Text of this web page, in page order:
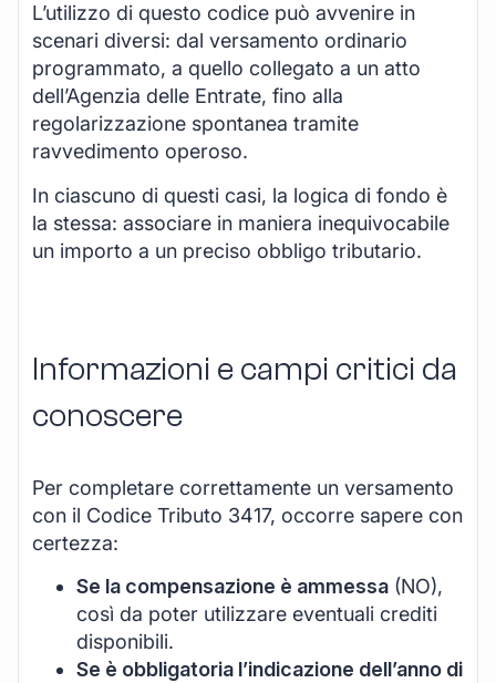
L’utilizzo di questo codice può avvenire in
scenari diversi: dal versamento ordinario
programmato, a quello collegato a un atto
dell’Agenzia delle Entrate, fino alla
regolarizzazione spontanea tramite
ravvedimento operoso.
In ciascuno di questi casi, la logica di fondo è
la stessa: associare in maniera inequivocabile
un importo a un preciso obbligo tributario.
Informazioni e campi critici da
conoscere
Per completare correttamente un versamento
con il Codice Tributo 3417, occorre sapere con
certezza:
Se la compensazione è ammessa (NO),
così da poter utilizzare eventuali crediti
disponibili.
Se è obbligatoria l’indicazione dell’anno di